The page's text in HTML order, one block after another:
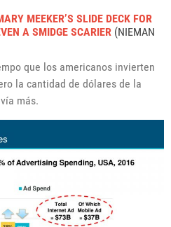
MEEKER’S SLIDE DECK FOR
A SMIDGE SCARIER (NIEMAN
que los americanos invierten
la cantidad de dólares de la
más.